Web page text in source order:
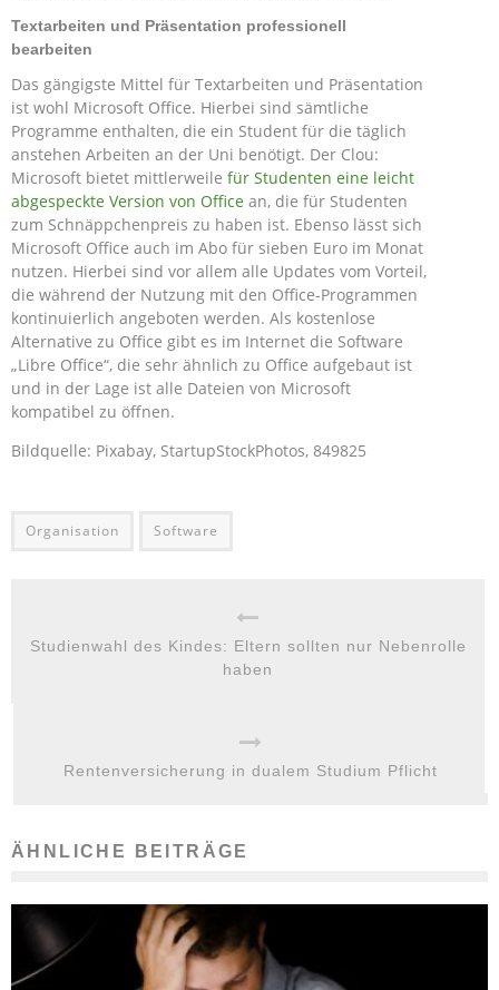
Textarbeiten und Präsentation professionell
bearbeiten
Das gängigste Mittel für Textarbeiten und Präsentation
ist wohl Microsoft Office. Hierbei sind sämtliche
Programme enthalten, die ein Student für die täglich
anstehen Arbeiten an der Uni benötigt. Der Clou:
Microsoft bietet mittlerweile für Studenten eine leicht
abgespeckte Version von Office an, die für Studenten
zum Schnäppchenpreis zu haben ist. Ebenso lässt sich
Microsoft Office auch im Abo für sieben Euro im Monat
nutzen. Hierbei sind vor allem alle Updates vom Vorteil,
die während der Nutzung mit den Office-Programmen
kontinuierlich angeboten werden. Als kostenlose
Alternative zu Office gibt es im Internet die Software
„Libre Office“, die sehr ähnlich zu Office aufgebaut ist
und in der Lage ist alle Dateien von Microsoft
kompatibel zu öffnen.
Bildquelle: Pixabay, StartupStockPhotos, 849825
Organisation Software
Studienwahl des Kindes: Eltern sollten nur Nebenrolle
haben
Rentenversicherung in dualem Studium Pflicht
ÄHNLICHE BEITRÄGE